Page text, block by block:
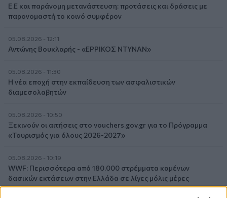
Ε.Ε και παράνομη μετανάστευση: προτάσεις και δράσεις με
παρονομαστή το κοινό συμφέρον
05.08.2026 - 12:11
Αντώνης Βουκλαρής - «ΕΡΡΙΚΟΣ ΝΤΥΝΑΝ»
05.08.2026 - 11:30
Η νέα εποχή στην εκπαίδευση των ασφαλιστικών
διαμεσολαβητών
05.08.2026 - 10:50
Ξεκινούν οι αιτήσεις στο vouchers.gov.gr για το Πρόγραμμα
«Τουρισμός για όλους 2026-2027»
05.08.2026 - 10:19
WWF: Περισσότερα από 180.000 στρέμματα καμένων
δασικών εκτάσεων στην Ελλάδα σε λίγες μόλις μέρες